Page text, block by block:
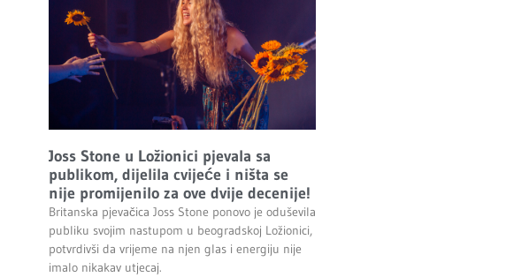
Joss Stone u Ložionici pjevala sa
publikom, dijelila cvijeće i ništa se
nije promijenilo za ove dvije decenije!
Britanska pjevačica Joss Stone ponovo je oduševila
publiku svojim nastupom u beogradskoj Ložionici,
potvrdivši da vrijeme na njen glas i energiju nije
imalo nikakav utjecaj.